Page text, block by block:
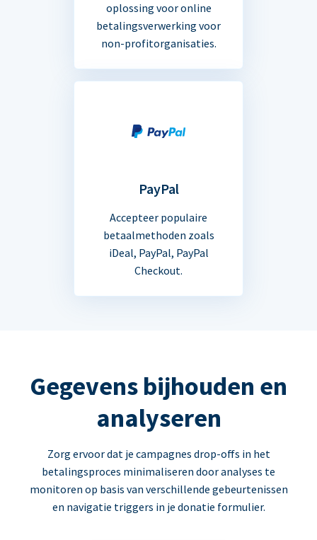
oplossing voor online
betalingsverwerking voor
non-profitorganisaties.
PayPal
Accepteer populaire
betaalmethoden zoals
iDeal, PayPal, PayPal
Checkout.
Gegevens bijhouden en
analyseren
Zorg ervoor dat je campagnes drop-offs in het
betalingsproces minimaliseren door analyses te
monitoren op basis van verschillende gebeurtenissen
en navigatie triggers in je donatie formulier.